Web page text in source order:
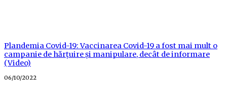
Plandemia Covid-19: Vaccinarea Covid-19 a fost mai mult o
campanie de hărțuire și manipulare, decât de informare
(Video)
Posted
06/10/2022